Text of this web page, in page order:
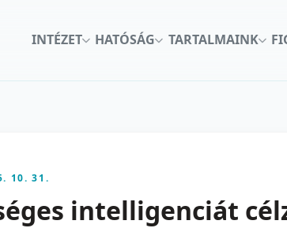
INTÉZET
HATÓSÁG TARTALMAINK
10. 31.
intelligenciát